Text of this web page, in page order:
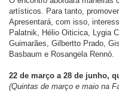
artísticos. Para tanto,
Apresentará, com isso,
Palatnik, Hélio Oiticica, Lygia
Guimarães, Gilbertto Prado,
Basbaum e Rosangela Rennó.
22 de março a 28 de junho,
(Quintas de março e maio na